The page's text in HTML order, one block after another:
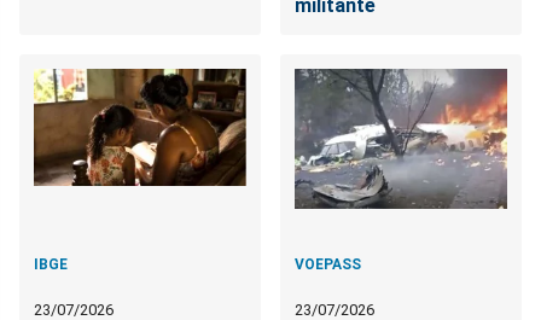
militante
IBGE
23/07/2026
VOEPASS
23/07/2026